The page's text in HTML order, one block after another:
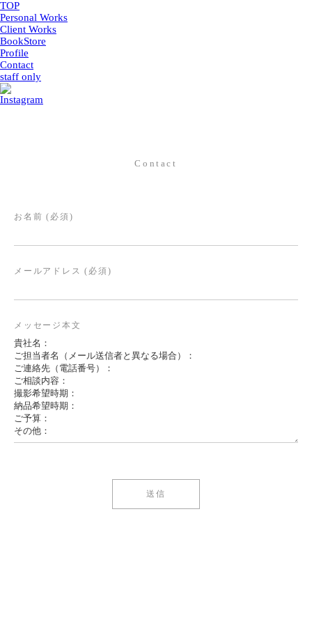
TOP
Personal Works
Client Works
BookStore
Profile
Contact
staff only
Contact
お名前 (必須)
メールアドレス (必須)
メッセージ本文